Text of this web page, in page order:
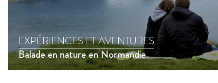
EXPÉRIENCES ET AVENTURES
Balade en nature en Normandie